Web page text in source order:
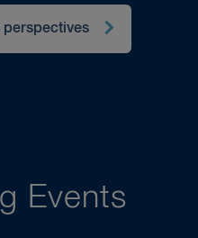
perspectives
Events